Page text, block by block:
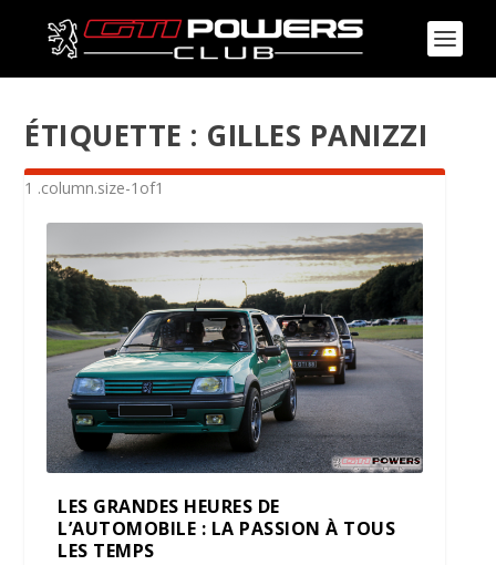
ÉTIQUETTE : GILLES PANIZZI
LES GRANDES HEURES DE
L’AUTOMOBILE : LA PASSION À TOUS
LES TEMPS